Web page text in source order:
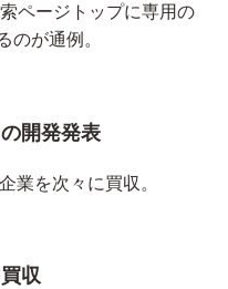
ページトップに専用の
のが通例。
開発発表
業を次々に買収。
収